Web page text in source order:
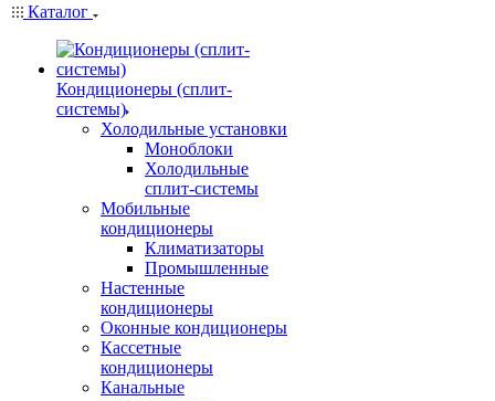
Каталог
Кондиционеры (сплит-
системы)
Холодильные установки
Моноблоки
Холодильные
сплит-системы
Мобильные
кондиционеры
Климатизаторы
Промышленные
Настенные
кондиционеры
Оконные кондиционеры
Кассетные
кондиционеры
Канальные